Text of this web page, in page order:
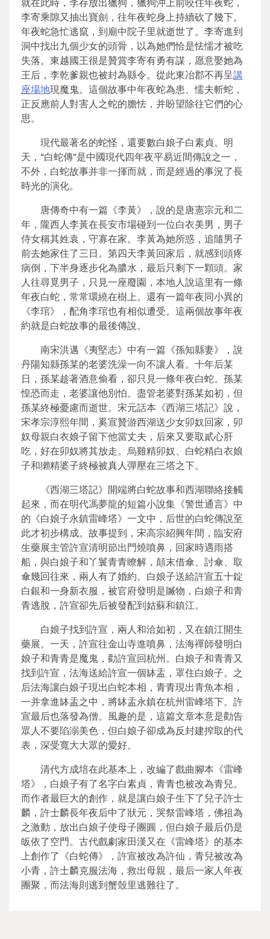
李寄乘隙又抽出寶劍，往年夜蛇身上持續砍了幾下。
年夜蛇急忙逃竄，到廟中院子里就逝世了。李寄進到
洞中找出九個少女的頭骨，以為她們恰是怯懦才被吃
失落。東越國王很是贊賞李寄有勇有謀，愿意娶她為
王后，李乾爹親也被封為縣令。從此東冶郡不再呈講
座場地現魔鬼。這個故事中年夜蛇為患、懦夫斬蛇，
正反應前人對害人之蛇的膽怯，并盼望除往它們的心
思。
現代最著名的蛇怪，還要數白娘子白素貞。明
天，“白蛇傳”是中國現代四年夜平易近間傳說之一，
不外，白蛇故事并非一揮而就，而是經過的事況了長
時光的演化。
唐傳奇中有一篇《李黃》，說的是唐憲宗元和二
年，隴西人李黃在長安市場碰到一位白衣美男，男子
侍女稱其姓袁，守寡在家。李黃為她所惑，追隨男子
前去她家住了三日。第四天李黃回家后，就感到頭疼
病倒，下半身逐步化為膿水，最后只剩下一顆頭。家
人往尋覓男子，只見一座廢園，本地人說這里有一條
年夜白蛇，常常環繞在樹上。還有一篇年夜同小異的
《李琯》，配角李琯也有相似遭受。這兩個故事年夜
約就是白蛇故事的最後傳說。
南宋洪邁《夷堅志》中有一篇《孫知縣妻》，說
丹陽知縣孫某的老婆洗澡一向不讓人看。十年后某
日，孫某趁著酒意偷看，卻只見一條年夜白蛇。孫某
惶恐而走，老婆讓他別怕。盡管老婆對孫某如初，但
孫某終極憂慮而逝世。宋元話本《西湖三塔記》說，
宋孝宗淳熙年間，奚宣贊游西湖送少女卯奴回家，卯
奴母親白衣娘子留下他當丈夫，后來又要取貳心肝
吃，好在卯奴將其放走。烏雞精卯奴、白蛇精白衣娘
子和獺精婆子終極被真人彈壓在三塔之下。
《西湖三塔記》開端將白蛇故事和西湖聯絡接觸
起來，而在明代馮夢龍的短篇小說集《警世通言》中
的《白娘子永鎮雷峰塔》一文中，后世的白蛇傳說至
此才初步構成。故事提到，宋高宗紹興年間，臨安府
生藥展主管許宣清明節出門燒噴鼻，回家時遇雨搭
船，與白娘子和丫鬟青青瞭解，顛末借傘、討傘、取
傘幾回往來，兩人有了婚約。白娘子送給許宣五十錠
白銀和一身新衣服，被官府發明是贓物，白娘子和青
青逃脫，許宣卻先后被發配到姑蘇和鎮江。
白娘子找到許宣，兩人和洽如初，又在鎮江開生
藥展。一天，許宣往金山寺進噴鼻，法海禪師發明白
娘子和青青是魔鬼，勸許宣回杭州。白娘子和青青又
找到許宣，法海送給許宣一個缽盂，罩住白娘子。之
后法海讓白娘子現出白蛇本相，青青現出青魚本相，
一并拿進缽盂之中，將缽盂永鎮在杭州雷峰塔下。許
宣最后也落發為僧。風趣的是，這篇文章本意是勸告
眾人不要陷溺美色，但白娘子卻成為反封建搾取的代
表，深受寬大大眾的愛好。
清代方成培在此基本上，改編了戲曲腳本《雷峰
塔》，白娘子有了名字白素貞，青青也被改為青兒。
而作者最巨大的創作，就是讓白娘子生下了兒子許士
麟，許士麟長年夜后中了狀元，哭祭雷峰塔，佛祖為
之激動，放出白娘子使母子團圓，但白娘子最后仍是
皈依了空門。古代戲劇家田漢又在《雷峰塔》的基本
上創作了《白蛇傳》，許宣被改為許仙，青兒被改為
小青，許士麟克服法海，救出母親，最后一家人年夜
團聚，而法海則逃到蟹殼里逃難往了。